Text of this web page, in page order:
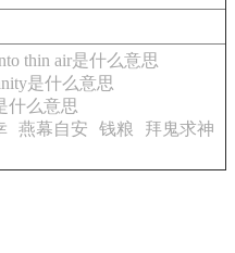
thin air是什么意思
是什么意思
什么意思
燕幕自安 钱粮
拜鬼求神